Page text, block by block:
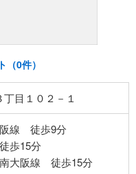
（0件）
目１０２－１
線 徒歩9分
歩15分
大阪線 徒歩15分